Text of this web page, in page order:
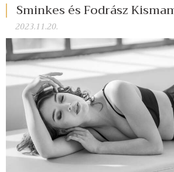
Sminkes és Fodrász
2023.11.20.